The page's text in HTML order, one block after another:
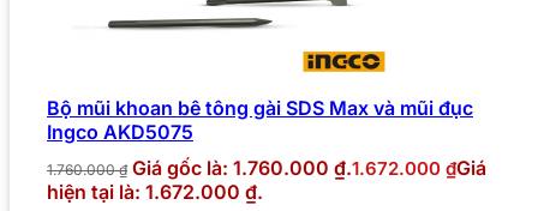
Bộ mũi khoan bê tông gài SDS Max và mũi đục
Ingco AKD5075
1.760.000₫ Giá gốc là: 1.760.000 ₫.1.672.000 ₫Giá
hiện tại là: 1.672.000 ₫.